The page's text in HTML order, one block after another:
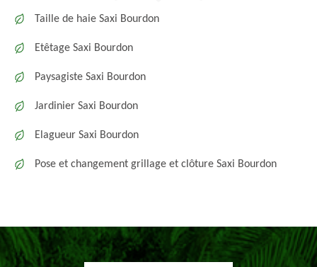
Taille de haie Saxi Bourdon
Etêtage Saxi Bourdon
Paysagiste Saxi Bourdon
Jardinier Saxi Bourdon
Elagueur Saxi Bourdon
Pose et changement grillage et clôture Saxi Bourdon